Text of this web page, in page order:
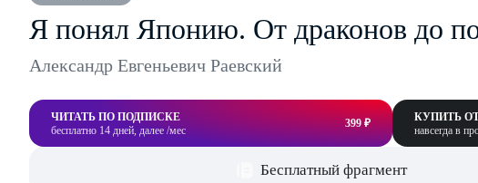
Я понял Японию. От драконов до
Александр Евгеньевич Раевский
ЧИТАТЬ ПО ПОДПИСКЕ
бесплатно 14 дней, далее /мес
399 ₽
КУПИТЬ
навсегда в
Бесплатный фрагмент